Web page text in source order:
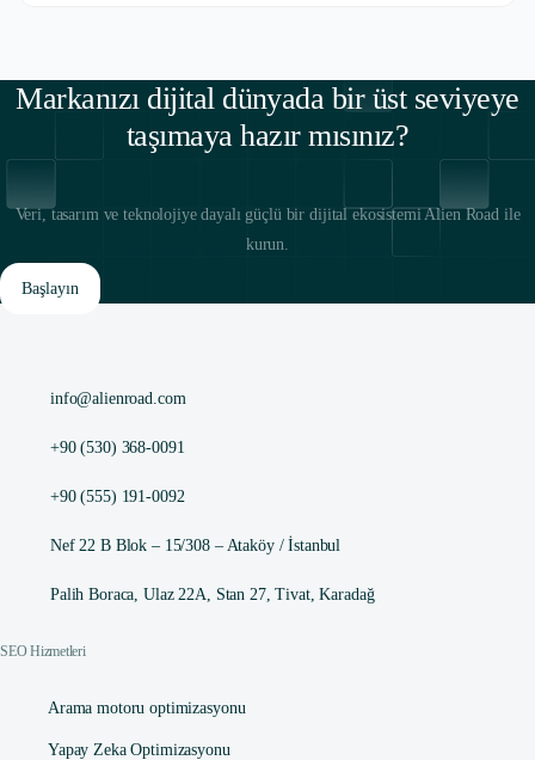
Markanızı dijital dünyada bir üst seviyeye
taşımaya hazır mısınız?
Veri, tasarım ve teknolojiye dayalı güçlü bir dijital ekosistemi Alien Road ile
kurun.
Başlayın
info@alienroad.com
+90 (530) 368-0091
+90 (555) 191-0092
Nef 22 B Blok – 15/308 – Ataköy / İstanbul
Palih Boraca, Ulaz 22A, Stan 27, Tivat, Karadağ
SEO Hizmetleri
Arama motoru optimizasyonu
Yapay Zeka Optimizasyonu